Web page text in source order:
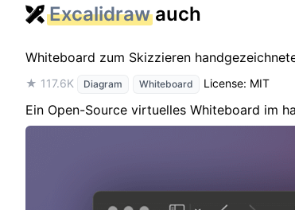
Excalidrawauch
Whiteboard zum Skizzieren
★ 117.6K Diagram Whiteboard License: MIT
Ein Open-Source virtuelles Whiteboard im